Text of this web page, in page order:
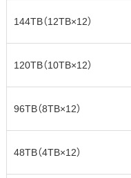
144TB（12TB×12）
120TB（10TB×12）
96TB（8TB×12）
48TB（4TB×12）